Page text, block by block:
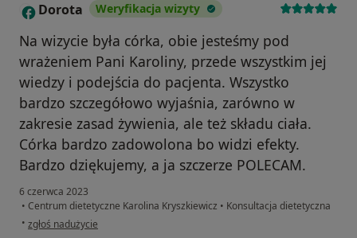
D Dorota Weryfikacja wizyty
Na wizycie była córka, obie jesteśmy pod
wrażeniem Pani Karoliny, przede wszystkim jej
wiedzy i podejścia do pacjenta. Wszystko
bardzo szczegółowo wyjaśnia, zarówno w
zakresie zasad żywienia, ale też składu ciała.
Córka bardzo zadowolona bo widzi efekty.
Bardzo dziękujemy, a ja szczerze POLECAM.
6 czerwca 2023
• Centrum dietetyczne Karolina Kryszkiewicz • Konsultacja dietetyczna
• w opinii użytkownika Dorota
zgłoś nadużycie